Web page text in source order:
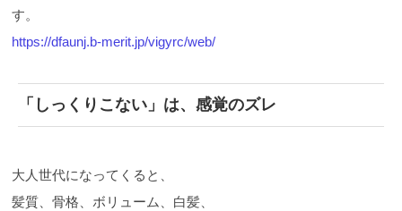
す。
https://dfaunj.b-merit.jp/vigyrc/web/
「しっくりこない」は、感覚のズレ
大人世代になってくると、
髪質、骨格、ボリューム、白髪、